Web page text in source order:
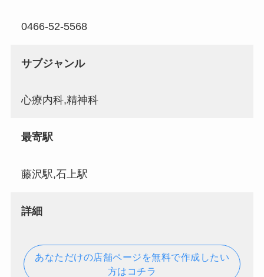
0466-52-5568
サブジャンル
心療内科,精神科
最寄駅
藤沢駅,石上駅
詳細
あなただけの店舗ページを無料で作成したい
方はコチラ